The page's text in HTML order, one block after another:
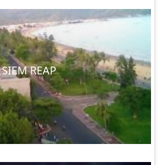
SIEM REAP